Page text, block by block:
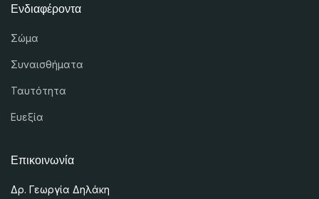
Ενδιαφέροντα
Σώμα
Συναισθήματα
Ταυτότητα
Ευεξία
Επικοινωνία
Δρ. Γεωργία Δηλάκη